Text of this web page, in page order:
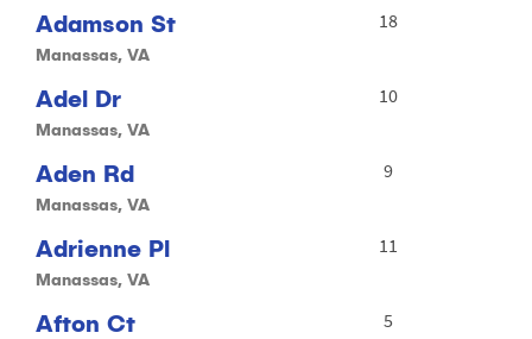
Adamson St
Manassas, VA
18
Adel Dr
Manassas, VA
10
Aden Rd
Manassas, VA
9
Adrienne Pl
Manassas, VA
11
Afton Ct 5